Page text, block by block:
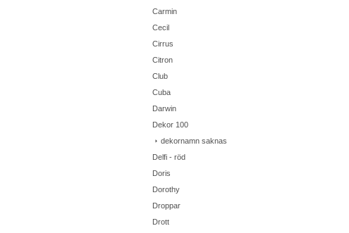
Carmin
Cecil
Cirrus
Citron
Club
Cuba
Darwin
Dekor 100
dekornamn saknas
Delfi - röd
Doris
Dorothy
Droppar
Drott